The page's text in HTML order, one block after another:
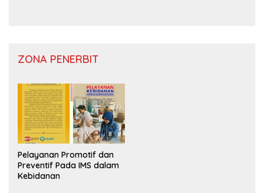
ZONA PENERBIT
Pelayanan Promotif dan
Preventif Pada IMS dalam
Kebidanan